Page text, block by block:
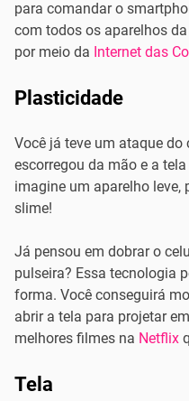
para comandar o
com todos os aparelhos
por meio da Internet das
Plasticidade
Você já teve um ataque
escorregou da mão e a
imagine um aparelho leve,
slime!
Já pensou em dobrar o
pulseira? Essa tecnologia
forma. Você conseguirá
abrir a tela para projetar
melhores filmes na Netflix
Tela